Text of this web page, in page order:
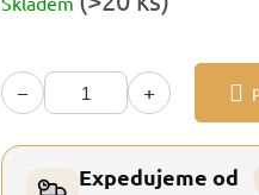
− +
Expedujeme od